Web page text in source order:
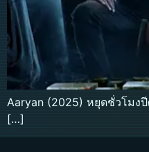
Aaryan (2025) หยุดชั่วโมง
[…]